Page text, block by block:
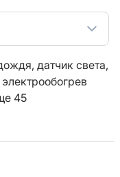
датчик света,
электрообогрев
45